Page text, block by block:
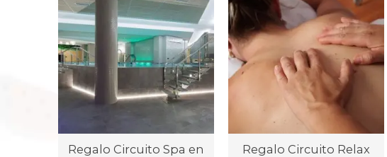
Regalo Circuito Spa en
Regalo Circuito Relax